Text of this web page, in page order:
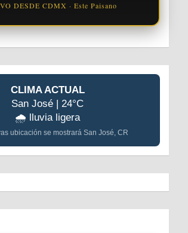
DESDE CDMX · Este Paisano
CLIMA ACTUAL
San José | 24°C
🌧️ lluvia ligera
ubicación se mostrará San José, CR